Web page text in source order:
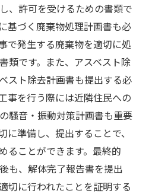
、許可を受けるための書類で
基づく廃棄物処理計画書も必
で発生する廃棄物を適切に処
類です。また、アスベスト除
スト除去計画書も提出する必
事を行う際には近隣住民への
騒音・振動対策計画書も重要
に準備し、提出することで、
ることができます。最終的
も、解体完了報告書を提出
切に行われたことを証明する